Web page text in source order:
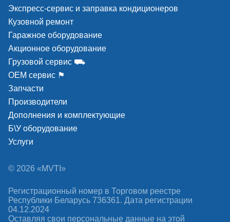
Экспресс-сервис и заправка кондиционеров
Кузовной ремонт
Гаражное оборудование
Акционное оборудование
Грузовой сервис ⛟
ОЕМ сервис ⚑
Запчасти
Производители
Дополнения и комплектующие
Б\У оборудование
Услуги
© 2026 «MVTI»
Регистрационный номер в Торговом реестре
Республики Беларусь 736361. Дата регистрации
04.12.2024
Оставляя свои персональные данные на этой